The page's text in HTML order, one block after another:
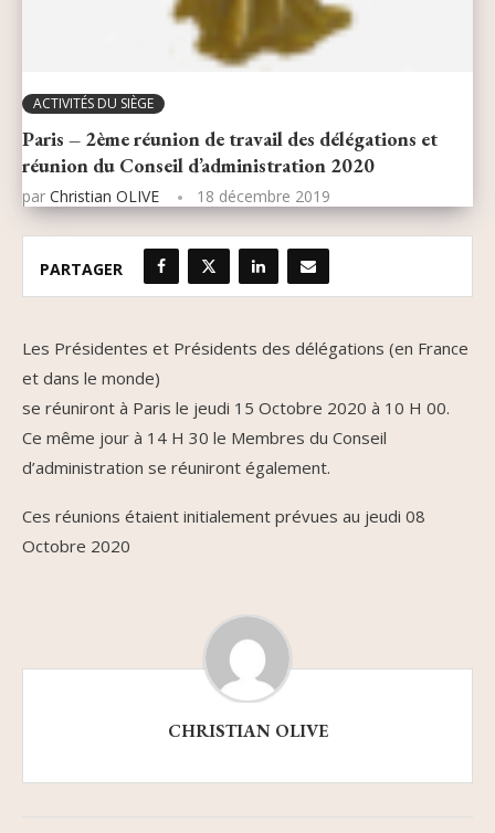
ACTIVITÉS DU SIÈGE
Paris – 2ème réunion de travail des délégations et
réunion du Conseil d’administration 2020
par Christian OLIVE 18 décembre 2019
PARTAGER
Les Présidentes et Présidents des délégations (en France
et dans le monde)
se réuniront à Paris le jeudi 15 Octobre 2020 à 10 H 00.
Ce même jour à 14 H 30 le Membres du Conseil
d’administration se réuniront également.
Ces réunions étaient initialement prévues au jeudi 08
Octobre 2020
CHRISTIAN OLIVE